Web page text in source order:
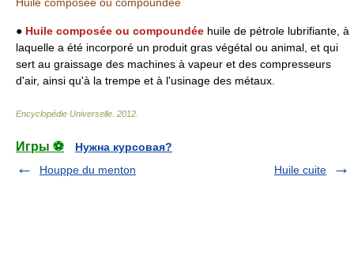
● Huile composée ou compoundée huile de pétrole lubrifiante, à
laquelle a été incorporé un produit gras végétal ou animal, et qui
sert au graissage des machines à vapeur et des compresseurs
d'air, ainsi qu'à la trempe et à l'usinage des métaux.
Encyclopédie Universelle 2012
Игры ⚽
Нужна курсовая?
Houppe du menton
Huile cuite